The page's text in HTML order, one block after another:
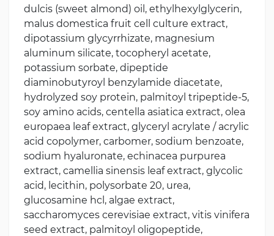
dulcis (sweet almond) oil, ethylhexylglycerin,
malus domestica fruit cell culture extract,
dipotassium glycyrrhizate, magnesium
aluminum silicate, tocopheryl acetate,
potassium sorbate, dipeptide
diaminobutyroyl benzylamide diacetate,
hydrolyzed soy protein, palmitoyl tripeptide-5,
soy amino acids, centella asiatica extract, olea
europaea leaf extract, glyceryl acrylate / acrylic
acid copolymer, carbomer, sodium benzoate,
sodium hyaluronate, echinacea purpurea
extract, camellia sinensis leaf extract, glycolic
acid, lecithin, polysorbate 20, urea,
glucosamine hcl, algae extract,
saccharomyces cerevisiae extract, vitis vinifera
seed extract, palmitoyl oligopeptide,